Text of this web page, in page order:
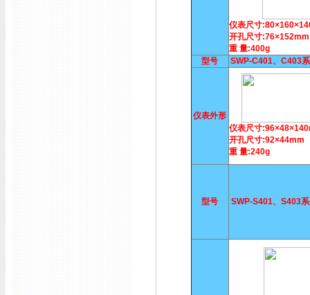
仪表尺寸
开孔尺寸:76×152mm
重 量:400g
型号
SWP-C401、C403
仪表外形
仪表尺寸
开孔尺寸:92×44mm
重 量:240g
型号 SWP-S401、S403